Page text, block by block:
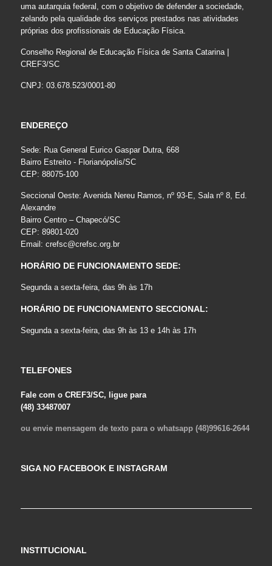
uma autarquia federal, com o objetivo de defender a sociedade,
zelando pela qualidade dos serviços prestados nas atividades
próprias dos profissionais de Educação Física.
Conselho Regional de Educação Física de Santa Catarina |
CREF3/SC
CNPJ: 03.678.523/0001-80
ENDEREÇO
Sede: Rua General Eurico Gaspar Dutra, 668
Bairro Estreito - Florianópolis/SC
CEP: 88075-100
Seccional Oeste: Avenida Nereu Ramos, nº 93-E, Sala nº 8, Ed.
Alexandre
Bairro Centro – Chapecó/SC
CEP: 89801-020
Email: crefsc@crefsc.org.br
HORÁRIO DE FUNCIONAMENTO SEDE:
Segunda a sexta-feira, das 9h às 17h
HORÁRIO DE FUNCIONAMENTO SECCIONAL:
Segunda a sexta-feira, das 9h às 13 e 14h às 17h
TELEFONES
Fale com o CREF3/SC, ligue para
(48) 33487007
ou envie mensagem de texto para o whatsapp (48)99616-2644
SIGA NO FACEBOOK E INSTAGRAM
INSTITUCIONAL